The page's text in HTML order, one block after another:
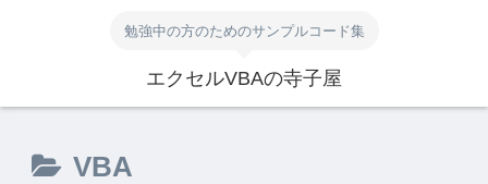
勉強中の方のためのサンプルコード集
エクセルVBAの寺子屋
VBA